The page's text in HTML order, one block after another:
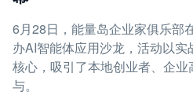
6月28日，能量岛企业家俱乐部
办AI智能体应用沙龙，活动以
核心，吸引了本地创业者、企
与。